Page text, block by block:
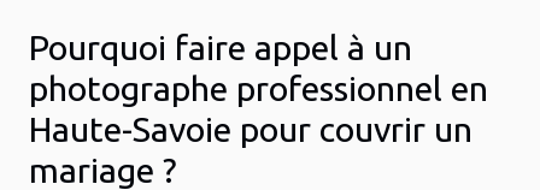
Pourquoi faire appel à un
photographe professionnel en
Haute-Savoie pour couvrir un
mariage ?